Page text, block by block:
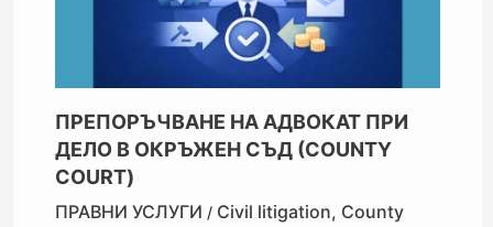
ПРЕПОРЪЧВАНЕ НА АДВОКАТ ПРИ
ДЕЛО В ОКРЪЖЕН СЪД (COUNTY
COURT)
ПРАВНИ УСЛУГИ / Civil litigation, County